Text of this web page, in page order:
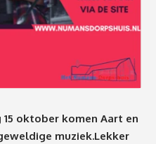
oktober komen Aart en
muziek.Lekker